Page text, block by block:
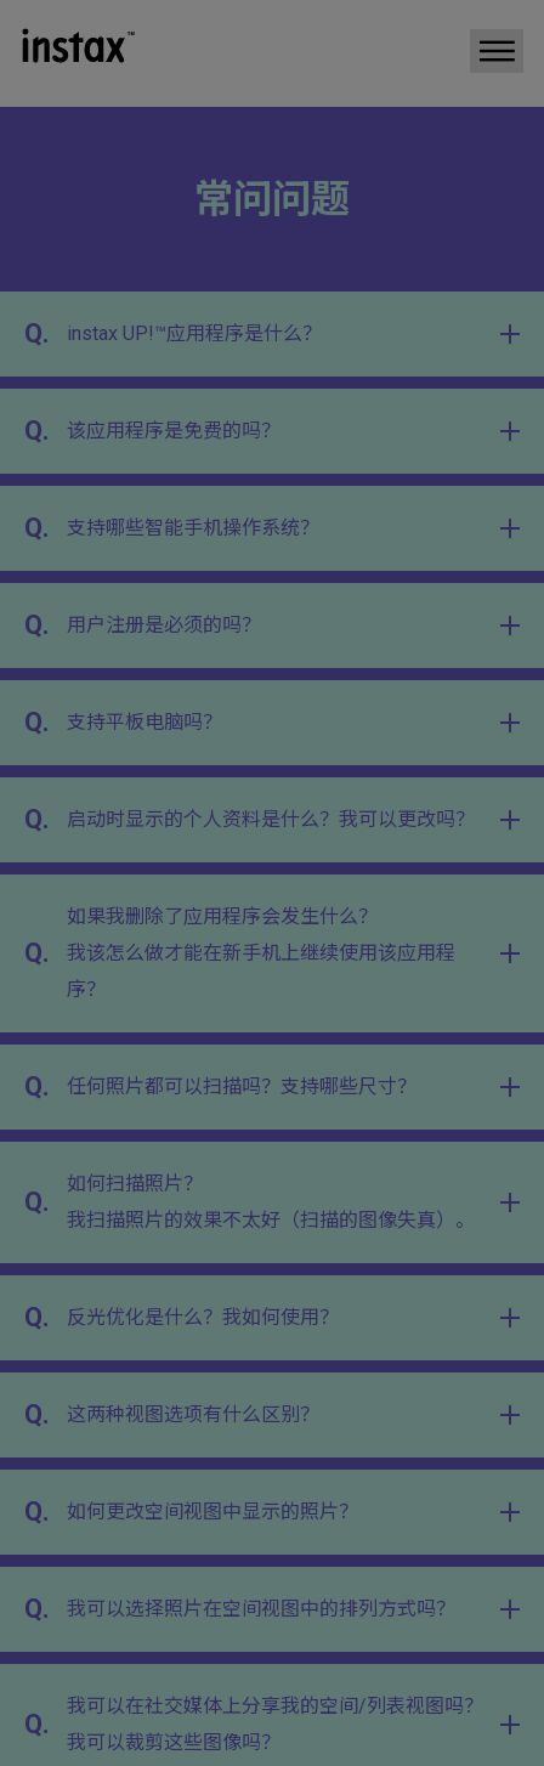
常问问题
Q. instax UP!™应用程序是什么？
Q. 该应用程序是免费的吗？
Q. 支持哪些智能手机操作系统？
Q. 用户注册是必须的吗？
Q. 支持平板电脑吗？
Q. 启动时显示的个人资料是什么？我可以更改吗？
Q.
如果我删除了应用程序会发生什么？
我该怎么做才能在新手机上继续使用该应用程
序？
Q. 任何照片都可以扫描吗？支持哪些尺寸？
Q.
如何扫描照片？
我扫描照片的效果不太好（扫描的图像失真）。
Q. 反光优化是什么？我如何使用？
Q. 这两种视图选项有什么区别？
Q. 如何更改空间视图中显示的照片？
Q. 我可以选择照片在空间视图中的排列方式吗？
Q.
我可以在社交媒体上分享我的空间/列表视图吗？
我可以裁剪这些图像吗？